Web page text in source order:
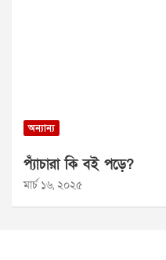
অন্যান্য
প্যাঁচারা কি বই পড়ে?
মার্চ ১৬, ২০২৫